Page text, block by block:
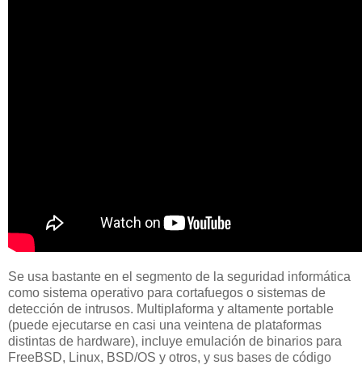
Se usa bastante en el segmento de la seguridad informática
como sistema operativo para cortafuegos o sistemas de
detección de intrusos. Multiplaforma y altamente portable
(puede ejecutarse en casi una veintena de plataformas
distintas de hardware), incluye emulación de binarios para
FreeBSD, Linux, BSD/OS y otros, y sus bases de código